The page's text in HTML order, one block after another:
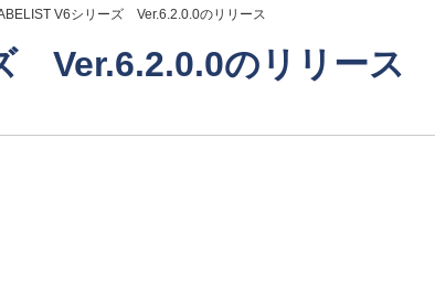
V6シリーズ Ver.6.2.0.0のリリース
Ver.6.2.0.0のリリース